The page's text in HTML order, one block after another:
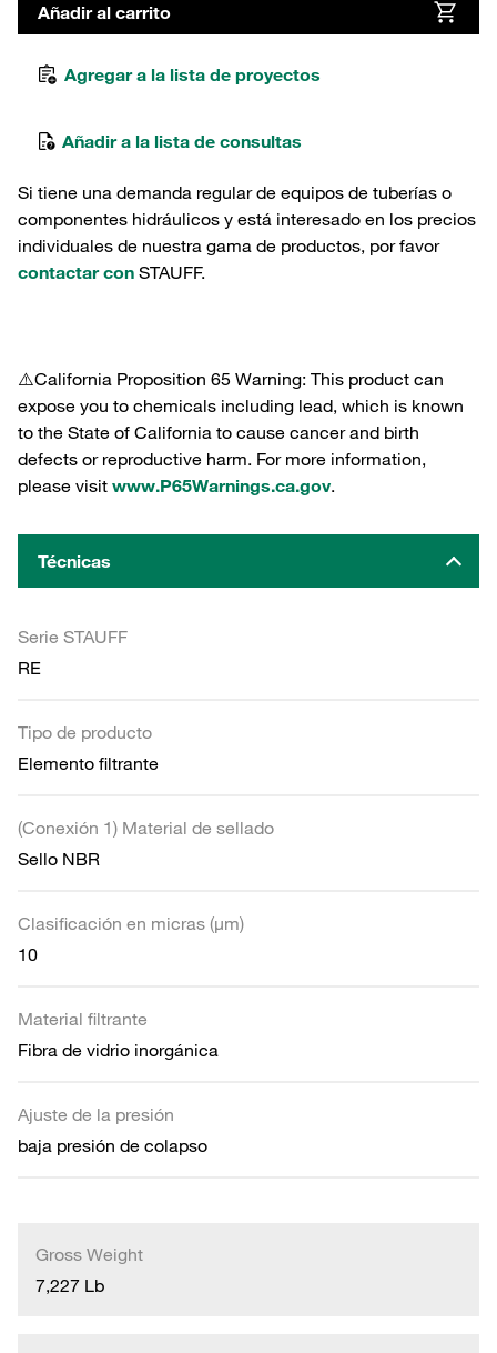
Añadir al carrito
Agregar a la lista de proyectos
Añadir a la lista de consultas
Si tiene una demanda regular de equipos de tuberías o
componentes hidráulicos y está interesado en los precios
individuales de nuestra gama de productos, por favor
contactar con STAUFF.
⚠️California Proposition 65 Warning: This product can
expose you to chemicals including lead, which is known
to the State of California to cause cancer and birth
defects or reproductive harm. For more information,
please visit www.P65Warnings.ca.gov.
Técnicas
Serie STAUFF
RE
Tipo de producto
Elemento filtrante
(Conexión 1) Material de sellado
Sello NBR
Clasificación en micras (µm)
10
Material filtrante
Fibra de vidrio inorgánica
Ajuste de la presión
baja presión de colapso
Gross Weight
7,227 Lb